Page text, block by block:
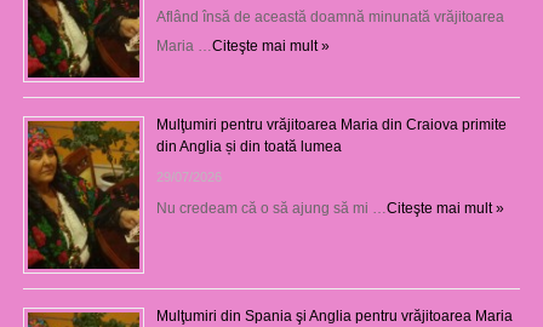
Aflând însă de această doamnă minunată vrăjitoarea
Maria … Citeşte mai mult »
Mulţumiri pentru vrăjitoarea Maria din Craiova primite
din Anglia și din toată lumea
29/07/2026
Nu credeam că o să ajung să mi … Citeşte mai mult »
Mulţumiri din Spania şi Anglia pentru vrăjitoarea Maria